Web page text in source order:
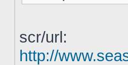
scr/url:
http://